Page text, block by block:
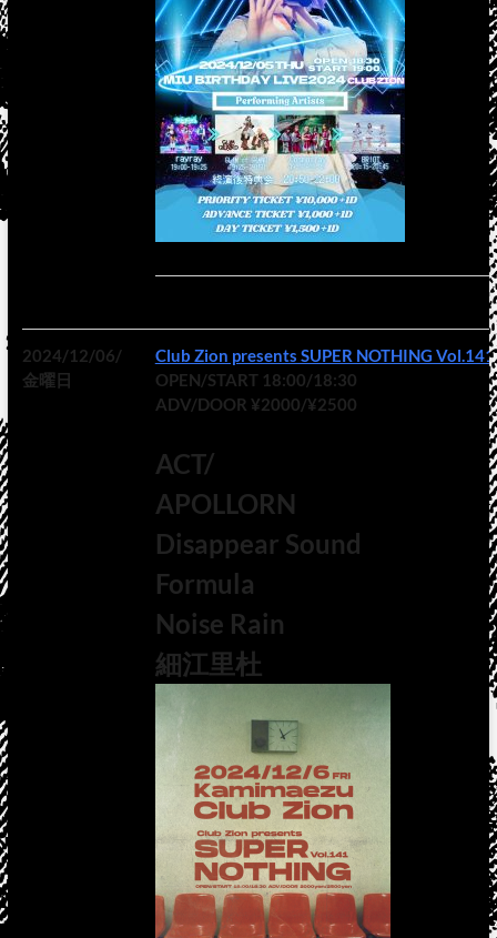
2024/12/06/
金曜日
Club Zion presents SUPER NOTHING Vol.141
OPEN/START 18:00/18:30
ADV/DOOR ¥2000/¥2500
ACT/
APOLLORN
Disappear Sound
Formula
Noise Rain
細江里杜